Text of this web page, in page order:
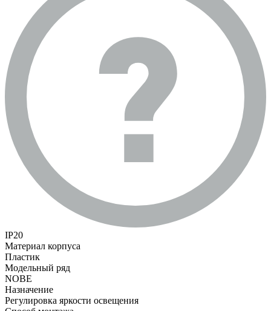
IP20
Материал корпуса
Пластик
Модельный ряд
NOBE
Назначение
Регулировка яркости освещения